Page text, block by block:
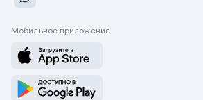
Мобильное приложение